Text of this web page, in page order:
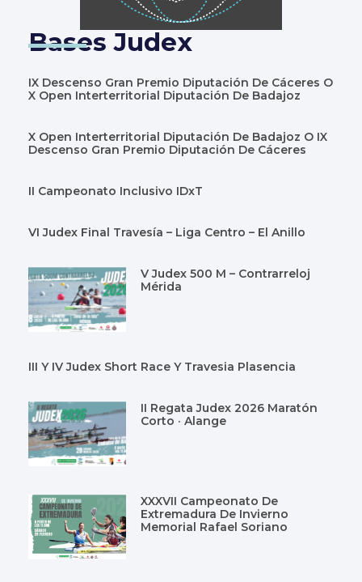
Bases Judex
IX Descenso Gran Premio Diputación De Cáceres O
X Open Interterritorial Diputación De Badajoz
X Open Interterritorial Diputación De Badajoz O IX
Descenso Gran Premio Diputación De Cáceres
II Campeonato Inclusivo IDxT
VI Judex Final Travesía – Liga Centro – El Anillo
V Judex 500 M – Contrarreloj
Mérida
III Y IV Judex Short Race Y Travesia Plasencia
II Regata Judex 2026 Maratón
Corto · Alange
XXXVII Campeonato De
Extremadura De Invierno
Memorial Rafael Soriano